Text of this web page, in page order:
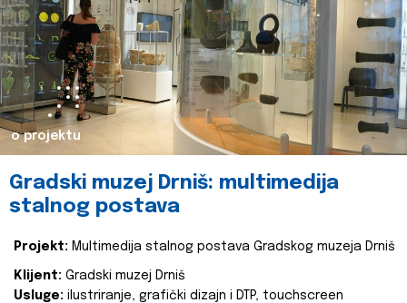
o projektu
Gradski muzej Drniš: multimedija
stalnog postava
Projekt: Multimedija stalnog postava Gradskog muzeja Drniš
Klijent: Gradski muzej Drniš
Usluge: ilustriranje, grafički dizajn i DTP, touchscreen